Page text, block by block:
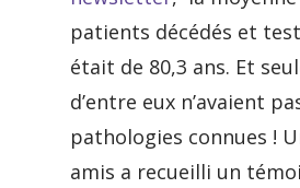
patients décédés et
était de 80,3 ans. Et
d’entre eux n’avaient
pathologies connues !
amis a recueilli un